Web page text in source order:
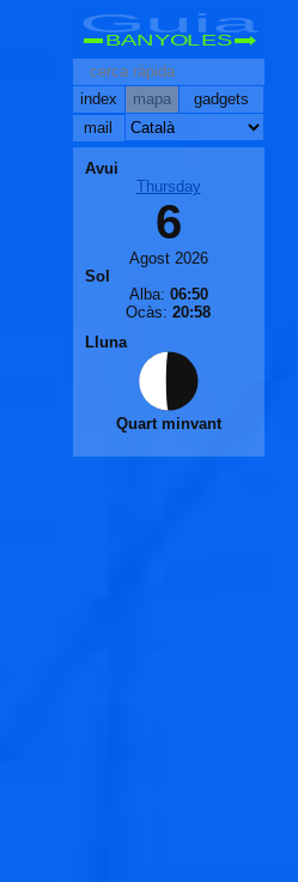
Guia
BANYOLES
index mapa
gadgets
mail
Avui
Thursday
6
Agost 2026
Sol
Alba: 06:50
Ocàs: 20:58
Lluna
Quart minvant